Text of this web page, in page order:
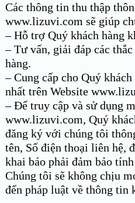
Các thông tin thu thập
www.lizuvi.com sẽ giúp
– Hỗ trợ Quý khách hàng
– Tư vấn, giải đáp các
hàng.
– Cung cấp cho Quý
nhất trên Website
– Để truy cập và sử dụng
www.lizuvi.com, Quý
đăng ký với chúng tôi
tên, Số điện thoại liên
khai báo phải đảm bảo
Chúng tôi sẽ không chịu
đến pháp luật về thông tin